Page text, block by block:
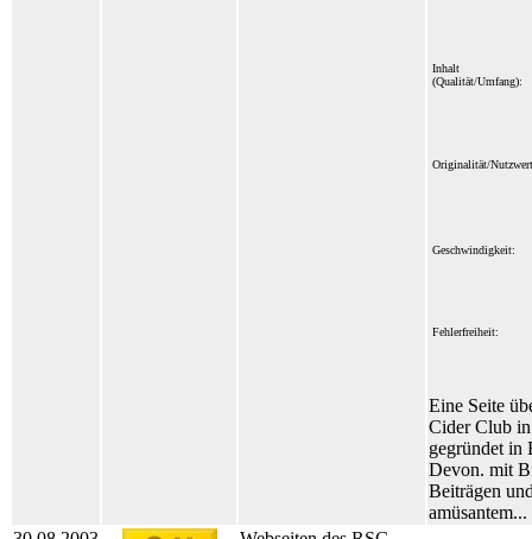
Inhalt
(Qualität/Umfang):
Originalität/
Geschwindigkeit:
Fehlerfreiheit:
Eine Seite
Cider Club
gegründet in
Devon. mit
Beiträgen
amüsantem...